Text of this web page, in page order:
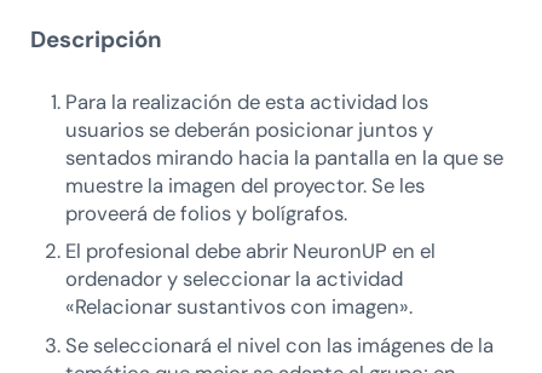
Descripción
Para la realización de esta actividad los
usuarios se deberán posicionar juntos y
sentados mirando hacia la pantalla en la que se
muestre la imagen del proyector. Se les
proveerá de folios y bolígrafos.
El profesional debe abrir NeuronUP en el
ordenador y seleccionar la actividad
«Relacionar sustantivos con imagen».
Se seleccionará el nivel con las imágenes de la